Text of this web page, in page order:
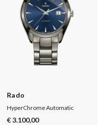
Rado
HyperChrome Automatic
€ 3.100,00